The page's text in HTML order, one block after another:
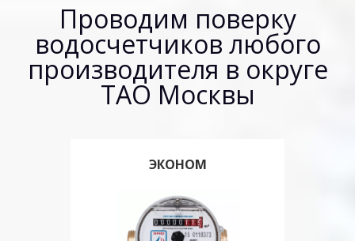
Проводим поверку
водосчетчиков любого
производителя в округе
ТАО Москвы
ЭКОНОМ